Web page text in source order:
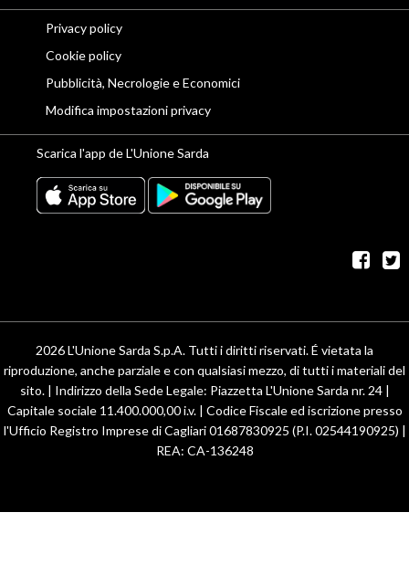
Privacy policy
Cookie policy
Pubblicità, Necrologie e Economici
Modifica impostazioni privacy
Scarica l'app de L'Unione Sarda
2026 L'Unione Sarda S.p.A. Tutti i diritti riservati. É vietata la
riproduzione, anche parziale e con qualsiasi mezzo, di tutti i materiali del
sito. | Indirizzo della Sede Legale: Piazzetta L'Unione Sarda nr. 24 |
Capitale sociale 11.400.000,00 i.v. | Codice Fiscale ed iscrizione presso
l'Ufficio Registro Imprese di Cagliari 01687830925 (P.I. 02544190925) |
REA: CA-136248